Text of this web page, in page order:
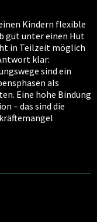
Kindern flexible
gut unter einen Hut
in Teilzeit möglich
klar:
sind ein
als
Eine hohe Bindung
– das sind die